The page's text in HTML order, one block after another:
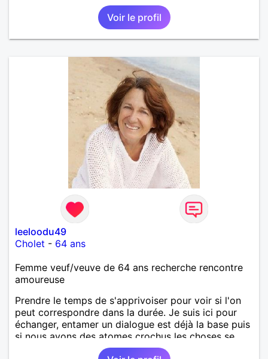
Voir le profil
leeloodu49
Cholet - 64 ans
Femme veuf/veuve de 64 ans recherche rencontre
amoureuse
Prendre le temps de s'apprivoiser pour voir si l'on
peut correspondre dans la durée. Je suis ici pour
échanger, entamer un dialogue est déjà la base puis
si nous avons des atomes crochus les choses se
mettrons en place petit à petit normalement.